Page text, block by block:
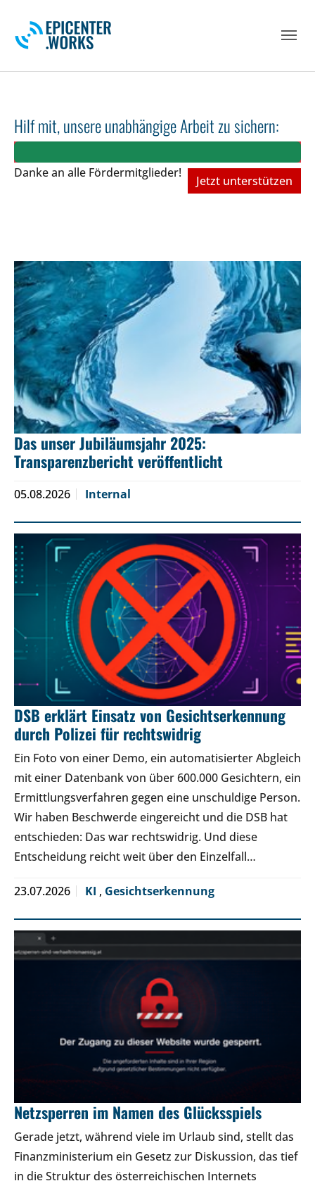
Hilf mit, unsere unabhängige Arbeit zu sichern:
Danke an alle Fördermitglieder!
Jetzt unterstützen
Das unser Jubiläumsjahr 2025:
Transparenzbericht veröffentlicht
05.08.2026 Internal
DSB erklärt Einsatz von Gesichtserkennung
durch Polizei für rechtswidrig
Ein Foto von einer Demo, ein automatisierter Abgleich
mit einer Datenbank von über 600.000 Gesichtern, ein
Ermittlungsverfahren gegen eine unschuldige Person.
Wir haben Beschwerde eingereicht und die DSB hat
entschieden: Das war rechtswidrig. Und diese
Entscheidung reicht weit über den Einzelfall…
23.07.2026 KI , Gesichtserkennung
Netzsperren im Namen des Glücksspiels
Gerade jetzt, während viele im Urlaub sind, stellt das
Finanzministerium ein Gesetz zur Diskussion, das tief
in die Struktur des österreichischen Internets